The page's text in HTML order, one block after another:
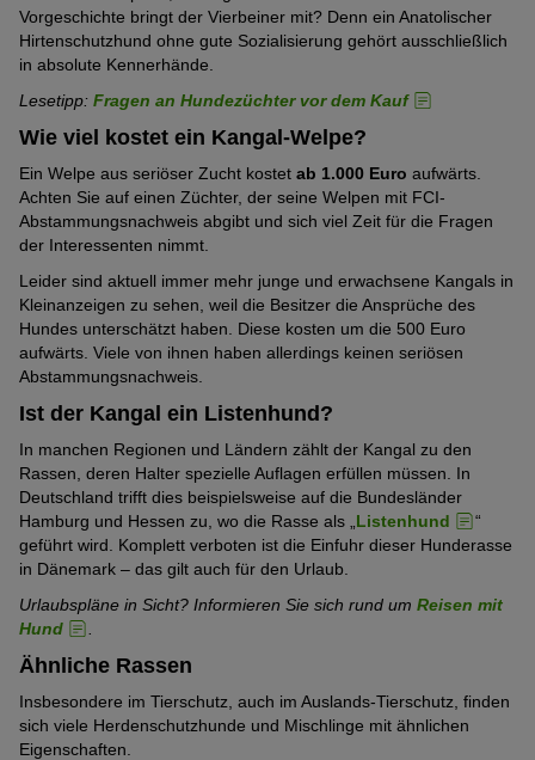
Vorgeschichte bringt der Vierbeiner mit? Denn ein Anatolischer
Hirtenschutzhund ohne gute Sozialisierung gehört ausschließlich
in absolute Kennerhände.
Lesetipp: Fragen an Hundezüchter vor dem Kauf
Wie viel kostet ein Kangal-Welpe?
Ein Welpe aus seriöser Zucht kostet ab 1.000 Euro aufwärts.
Achten Sie auf einen Züchter, der seine Welpen mit FCI-
Abstammungsnachweis abgibt und sich viel Zeit für die Fragen
der Interessenten nimmt.
Leider sind aktuell immer mehr junge und erwachsene Kangals in
Kleinanzeigen zu sehen, weil die Besitzer die Ansprüche des
Hundes unterschätzt haben. Diese kosten um die 500 Euro
aufwärts. Viele von ihnen haben allerdings keinen seriösen
Abstammungsnachweis.
Ist der Kangal ein Listenhund?
In manchen Regionen und Ländern zählt der Kangal zu den
Rassen, deren Halter spezielle Auflagen erfüllen müssen. In
Deutschland trifft dies beispielsweise auf die Bundesländer
Hamburg und Hessen zu, wo die Rasse als „ Listenhund
“
geführt wird. Komplett verboten ist die Einfuhr dieser Hunderasse
in Dänemark – das gilt auch für den Urlaub.
Urlaubspläne in Sicht? Informieren Sie sich rund um Reisen mit
Hund
Ähnliche Rassen
Insbesondere im Tierschutz, auch im Auslands-Tierschutz, finden
sich viele Herdenschutzhunde und Mischlinge mit ähnlichen
Eigenschaften.